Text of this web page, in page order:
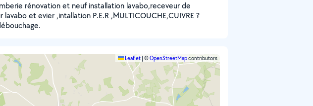
rénovation et neuf installation lavabo,receveur de
et evier ,intallation P.E.R ,MULTICOUCHE,CUIVRE ?
Leaflet ©OpenStreetMapcontributors